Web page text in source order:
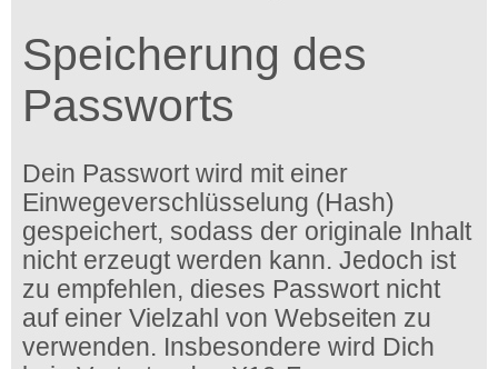
Speicherung des
Passworts
Dein Passwort wird mit einer
Einwegeverschlüsselung (Hash)
gespeichert, sodass der originale Inhalt
nicht erzeugt werden kann. Jedoch ist
zu empfehlen, dieses Passwort nicht
auf einer Vielzahl von Webseiten zu
verwenden. Insbesondere wird Dich